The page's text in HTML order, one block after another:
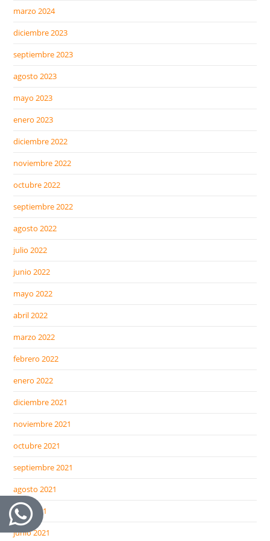
marzo 2024
diciembre 2023
septiembre 2023
agosto 2023
mayo 2023
enero 2023
diciembre 2022
noviembre 2022
octubre 2022
septiembre 2022
agosto 2022
julio 2022
junio 2022
mayo 2022
abril 2022
marzo 2022
febrero 2022
enero 2022
diciembre 2021
noviembre 2021
octubre 2021
septiembre 2021
agosto 2021
julio 2021
junio 2021